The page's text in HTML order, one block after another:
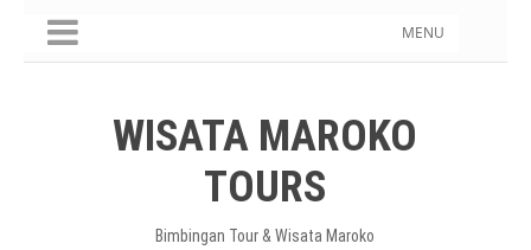
MENU
WISATA MAROKO
TOURS
Bimbingan Tour & Wisata Maroko